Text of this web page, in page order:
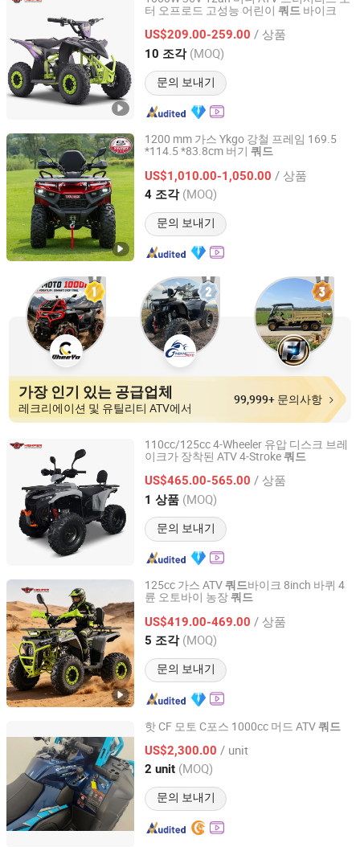
터 오프로드 고성능 어린이 쿼드 바이크
US$209.00-259.00 / 상품
10 조각 (MOQ)
문의 보내기
Hangzhou High Per Corporation Limited
Zhejiang, China 이후 2010
1200 mm 가스 Ykgo 강철 프레임 169.5
*114.5 *83.8cm 버기 쿼드
US$1,010.00-1,050.00 / 상품
4 조각 (MOQ)
문의 보내기
Taizhou Yoki Carts Co., Ltd.
Jiangsu, China 이후 2026
가장 인기 있는 공급업체
레크리에이션 및 유틸리티 ATV에서
99,999+ 문의사항
110cc/125cc 4-Wheeler 유압 디스크 브레
이크가 장착된 ATV 4-Stroke쿼드
US$465.00-565.00 / 상품
1 상품 (MOQ)
문의 보내기
Hangzhou High Per Corporation Limited
Zhejiang, China 이후 2010
125cc 가스 ATV쿼드바이크 8inch 바퀴 4
륜 오토바이 농장쿼드
US$419.00-469.00 / 상품
5 조각 (MOQ)
문의 보내기
Hangzhou High Per Corporation Limited
Zhejiang, China 이후 2010
핫 CF 모토 C포스 1000cc 머드 ATV쿼드
US$2,300.00 / unit
2 unit (MOQ)
문의 보내기
Hengshui Zhongxin Lanchen Hydraulic Co., Ltd
Hebei, China 이후 2024